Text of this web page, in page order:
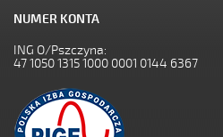
NUMER KONTA
ING O/Pszczyna:
47 1050 1315 1000 0001 0144 6367